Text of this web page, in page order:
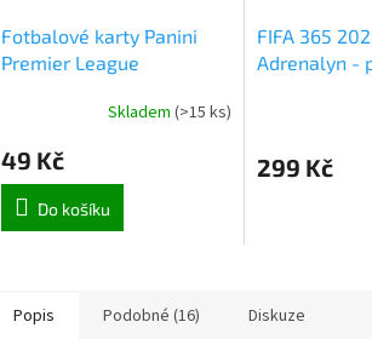
Fotbalové karty Panini
Premier League
balíček (5263)Skladem (>15 ks)
49 Kč
Do košíku
FIFA 365
Adrenalyn -
299 Kč
Popis Podobné (16) Diskuze